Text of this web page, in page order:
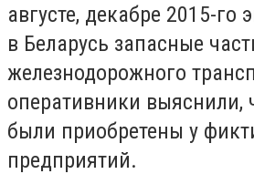
августе, декабре 2015-го
в Беларусь запасные
железнодорожного
оперативники выяснили,
были приобретены у
предприятий.